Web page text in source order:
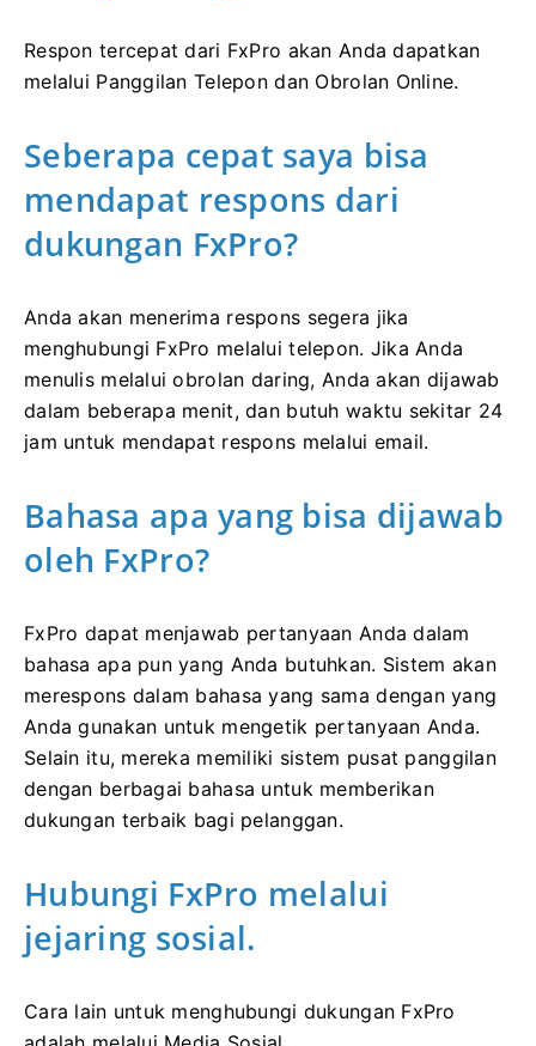
Respon tercepat dari FxPro akan Anda dapatkan
melalui Panggilan Telepon dan Obrolan Online.
Seberapa cepat saya bisa
mendapat respons dari
dukungan FxPro?
Anda akan menerima respons segera jika
menghubungi FxPro melalui telepon. Jika Anda
menulis melalui obrolan daring, Anda akan dijawab
dalam beberapa menit, dan butuh waktu sekitar 24
jam untuk mendapat respons melalui email.
Bahasa apa yang bisa dijawab
oleh FxPro?
FxPro dapat menjawab pertanyaan Anda dalam
bahasa apa pun yang Anda butuhkan. Sistem akan
merespons dalam bahasa yang sama dengan yang
Anda gunakan untuk mengetik pertanyaan Anda.
Selain itu, mereka memiliki sistem pusat panggilan
dengan berbagai bahasa untuk memberikan
dukungan terbaik bagi pelanggan.
Hubungi FxPro melalui
jejaring sosial.
Cara lain untuk menghubungi dukungan FxPro